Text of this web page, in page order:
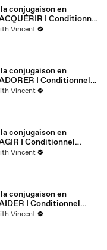
conjugaison en
Vincent
conjugaison en
Vincent
conjugaison en
Vincent
conjugaison en
Vincent